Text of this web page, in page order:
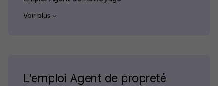
Voir plus
L'emploi Agent de propreté